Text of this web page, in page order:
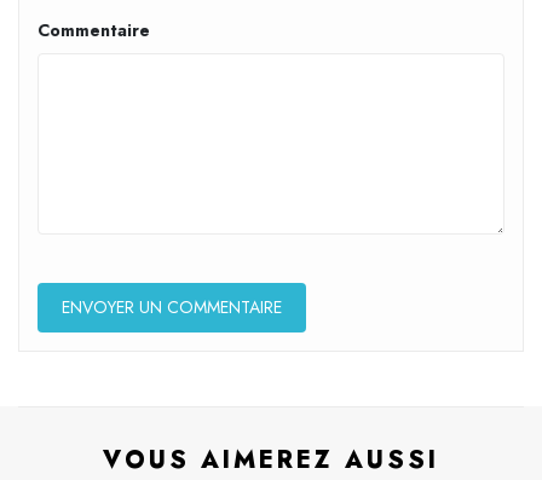
Commentaire
VOUS AIMEREZ AUSSI
BOUTIQUE TESTS